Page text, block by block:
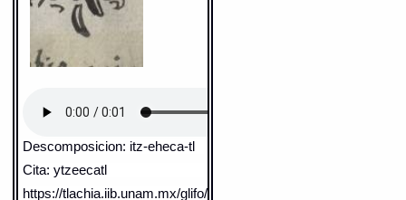
Descomposicion: itz-eheca-tl
Cita: ytzeecatl
https://tlachia.iib.unam.mx/glifo/387_666r_41